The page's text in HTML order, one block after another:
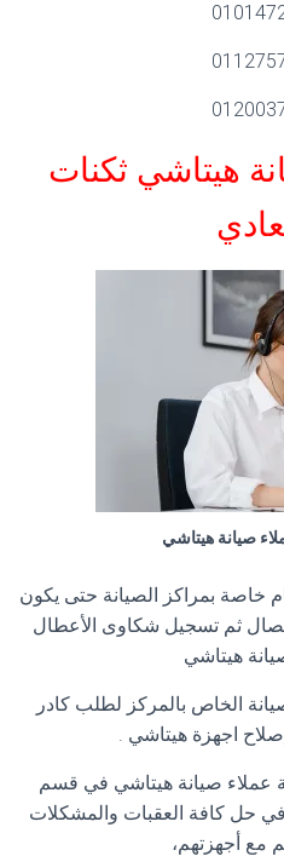
هيتاشي ثكنات
صيانة هيتاشي
خاصة بمراكز الصيانة حتى يكون
ثم تسجيل شكاوى الأعطال
هيتاشي
الخاص بالمركز لطلب كادر
اجهزة هيتاشي .
عملاء صيانة هيتاشي في قسم
حل كافة العقبات والمشكلات
مع أجهزتهم،